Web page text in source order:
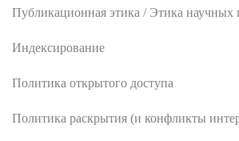
Публикационная этика / Этика научных
Индексирование
Политика открытого доступа
Политика раскрытия (и конфликты